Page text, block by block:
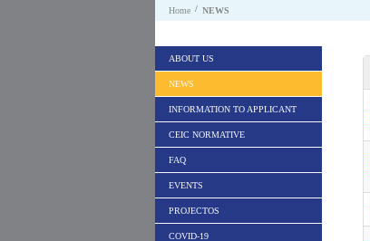
Home / NEWS
ABOUT US
NEWS
INFORMATION TO APPLICANT
CEIC NORMATIVE
FAQ
EVENTS
PROJECTOS
COVID-19